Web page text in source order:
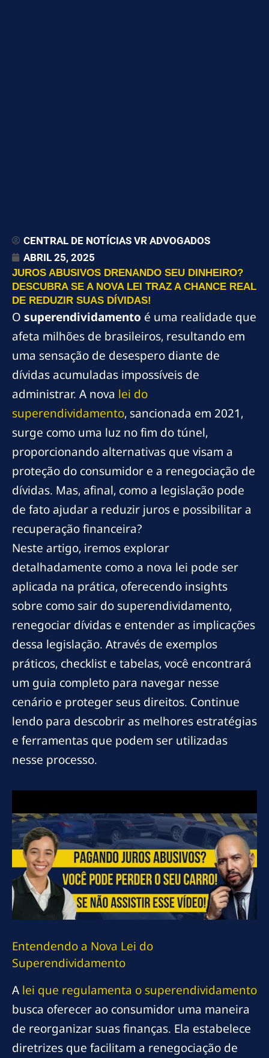
CENTRAL DE NOTÍCIAS VR ADVOGADOS
ABRIL 25, 2025
JUROS ABUSIVOS DRENANDO SEU DINHEIRO?
DESCUBRA SE A NOVA LEI TRAZ A CHANCE REAL
DE REDUZIR SUAS DÍVIDAS!
O superendividamento é uma realidade que
afeta milhões de brasileiros, resultando em
uma sensação de desespero diante de
dívidas acumuladas impossíveis de
administrar. A nova lei do
superendividamento, sancionada em 2021,
surge como uma luz no fim do túnel,
proporcionando alternativas que visam a
proteção do consumidor e a renegociação de
dívidas. Mas, afinal, como a legislação pode
de fato ajudar a reduzir juros e possibilitar a
recuperação financeira?
Neste artigo, iremos explorar
detalhadamente como a nova lei pode ser
aplicada na prática, oferecendo insights
sobre como sair do superendividamento,
renegociar dívidas e entender as implicações
dessa legislação. Através de exemplos
práticos, checklist e tabelas, você encontrará
um guia completo para navegar nesse
cenário e proteger seus direitos. Continue
lendo para descobrir as melhores estratégias
e ferramentas que podem ser utilizadas
nesse processo.
Entendendo a Nova Lei do
Superendividamento
A lei que regulamenta o superendividamento
busca oferecer ao consumidor uma maneira
de reorganizar suas finanças. Ela estabelece
diretrizes que facilitam a renegociação de